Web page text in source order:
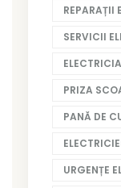
REPARAȚII
SERVICII
PRIZA
PANĂ DE
URGENȚE